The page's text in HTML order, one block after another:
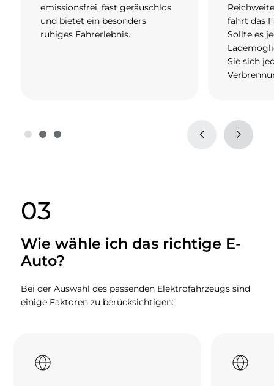
emissionsfrei, fast geräuschlos
und bietet ein besonders
ruhiges Fahrerlebnis.
fährt das
Sollte es
Sie sich
03
Wie wähle ich das richtige E-
Auto?
Bei der Auswahl des passenden Elektrofahrzeugs sind
einige Faktoren zu berücksichtigen: